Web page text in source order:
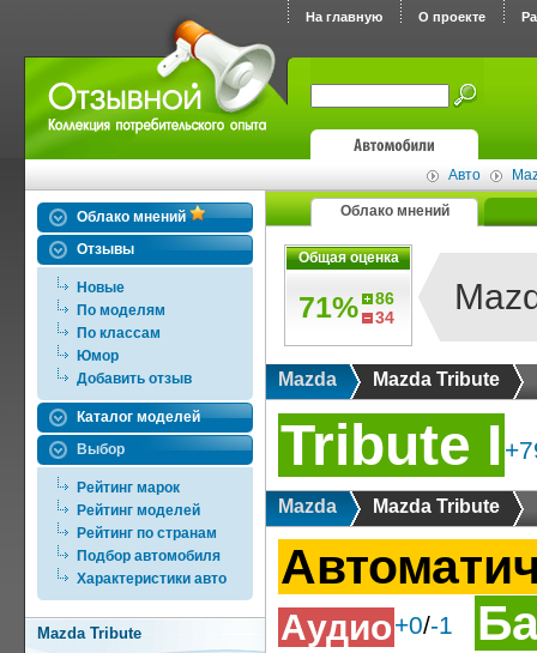
На главную О проекте
Авто
Облако мнений
Отзывы
Новые
По моделям
По классам
Юмор
Добавить отзыв
Каталог моделей
Выбор
Рейтинг марок
Рейтинг моделей
Рейтинг по странам
Подбор автомобиля
Характеристики авто
Mazda Tribute
Облако мнений
Общая оценка
71%
86
34
Mazda Mazda Tribute
Tribute I
Mazda Mazda Tribute
Аудио+0/-1